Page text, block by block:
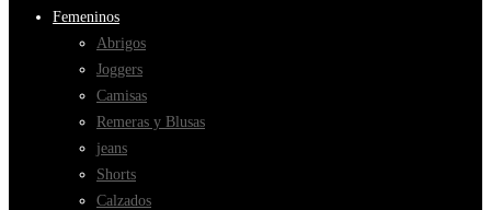
Femeninos
Abrigos
Joggers
Camisas
Remeras y Blusas
jeans
Shorts
Calzados